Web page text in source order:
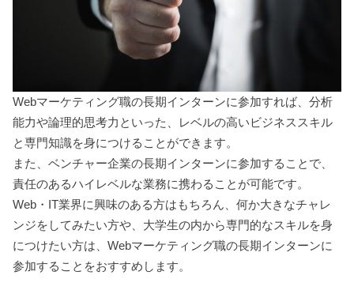
Webマーケティング職の長期インターンに参加すれば、分析
能力や論理的思考力といった、レベルの高いビジネススキル
と専門知識を身につけることができます。
また、ベンチャー企業の長期インターンに参加することで、
責任のあるハイレベルな業務に携わることが可能です。
Web・IT業界に興味のある方はもちろん、何か大きなチャレ
ンジをしてみたい方や、大学生の内から専門的なスキルを身
につけたい方は、Webマーケティング職の長期インターンに
参加することをおすすめします。